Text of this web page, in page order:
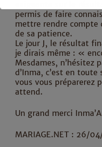
permis de faire
mettre rendre compte
de sa patience.
Le jour J, le résultat
je dirais même : «
Mesdames, n’hésitez
d’Inma, c’est en
vous vous préparerez
attend.
Un grand merci
MARIAGE.NET : 26/
Ceci fermera